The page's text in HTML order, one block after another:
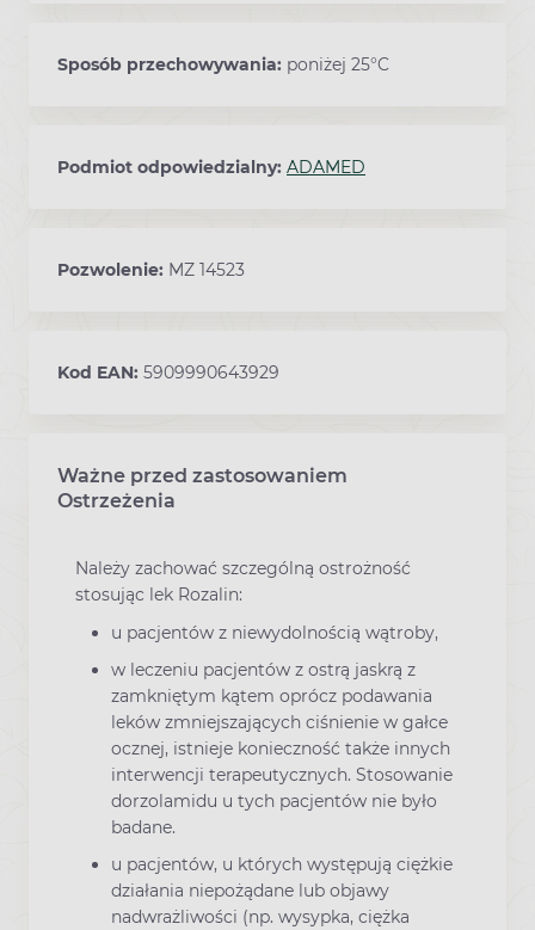
Sposób przechowywania: poniżej 25°C
Podmiot odpowiedzialny: ADAMED
Pozwolenie: MZ 14523
Kod EAN: 5909990643929
Ważne przed zastosowaniem
Ostrzeżenia
Należy zachować szczególną ostrożność
stosując lek Rozalin:
u pacjentów z niewydolnością wątroby,
w leczeniu pacjentów z ostrą jaskrą z
zamkniętym kątem oprócz podawania
leków zmniejszających ciśnienie w gałce
ocznej, istnieje konieczność także innych
interwencji terapeutycznych. Stosowanie
dorzolamidu u tych pacjentów nie było
badane.
u pacjentów, u których występują ciężkie
działania niepożądane lub objawy
nadwrażliwości (np. wysypka, ciężka